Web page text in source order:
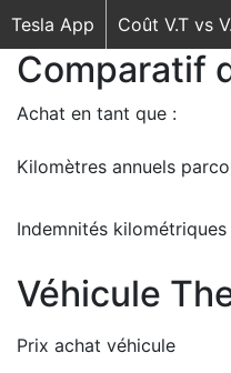
Tesla App Coût V.T vs
Comparatif
Achat en tant que :
Kilomètres annuels
Indemnités kilométriques
Véhicule
Prix achat véhicule